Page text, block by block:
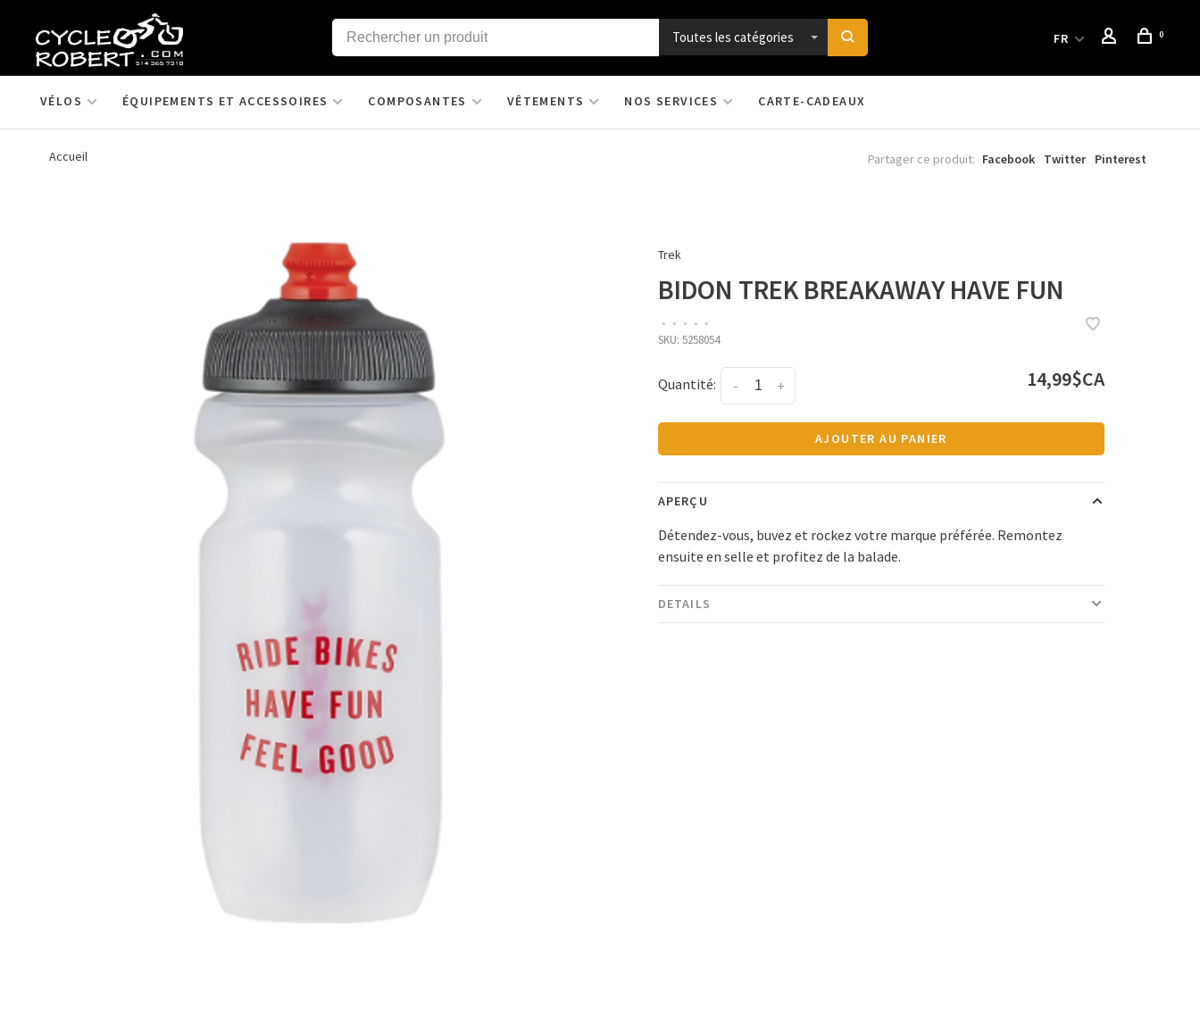
Toutes les catégories FR 0
VÉLOS ÉQUIPEMENTS ET ACCESSOIRES COMPOSANTES VÊTEMENTS NOS SERVICES CARTE-CADEAUX
Accueil Partager ce produit: Facebook Twitter Pinterest
Trek
BIDON TREK BREAKAWAY HAVE FUN
• • • • •
SKU: 5258054
Quantité: +
- 14,99$CA
AJOUTER AU PANIER
APERÇU
Détendez-vous, buvez et rockez votre marque préférée. Remontez
ensuite en selle et profitez de la balade.
DETAILS